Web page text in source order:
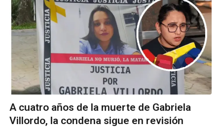
A cuatro años de la muerte de Gabriela
Villordo, la condena sigue en revisión